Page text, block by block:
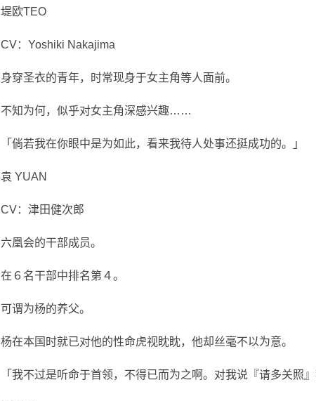
堤欧TEO
CV：Yoshiki Nakajima
身穿圣衣的青年，时常现身于女主角等人面前。
不知为何，似乎对女主角深感兴趣……
「倘若我在你眼中是为如此，看来我待人处事还挺成功的。」
袁 YUAN
CV：津田健次郎
六凰会的干部成员。
在６名干部中排名第４。
可谓为杨的养父。
杨在本国时就已对他的性命虎视眈眈，他却丝毫不以为意。
「我不过是听命于首领，不得已而为之啊。对我说『请多关照』